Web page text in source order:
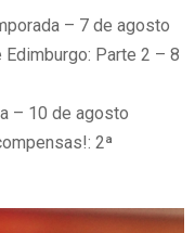
– 7 de agosto
Edimburgo: Parte 2 – 8
– 10 de agosto
2ª